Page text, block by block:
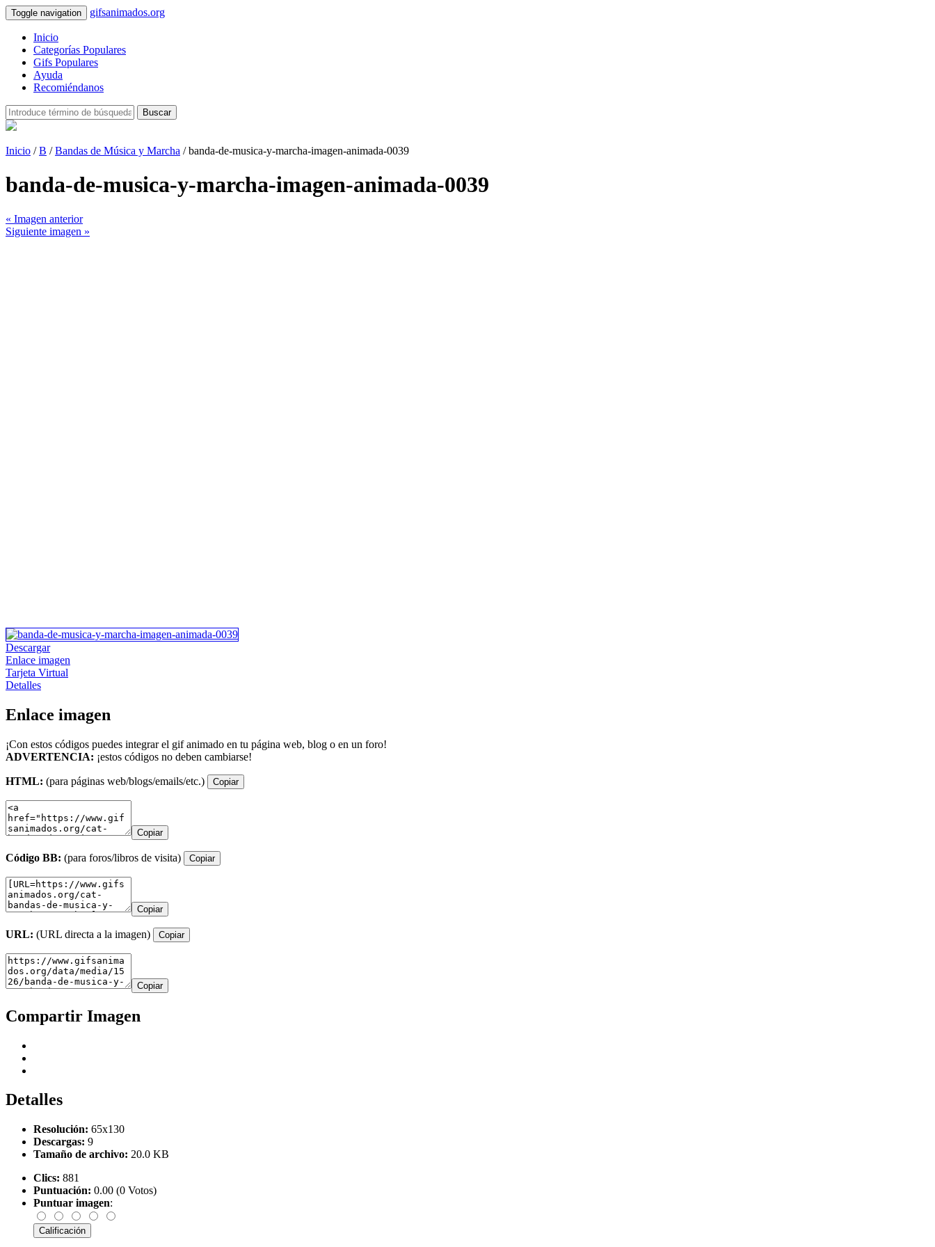
Toggle navigation gifsanimados.org
Inicio
Categorías Populares
Gifs Populares
Ayuda
Recomiéndanos
Buscar
Inicio /B /Bandas de Música y Marcha / banda-de-musica-y-marcha-imagen-animada-0039
banda-de-musica-y-marcha-imagen-animada-0039
« Imagen anterior
Siguiente imagen »
Descargar
Enlace imagen
Tarjeta Virtual
Detalles
Enlace imagen
¡Con estos códigos puedes integrar el gif animado en tu página web, blog o en un foro!
ADVERTENCIA: ¡estos códigos no deben cambiarse!
HTML: (para páginas web/blogs/emails/etc.) Copiar
Copiar
Código BB: (para foros/libros de visita) Copiar
Copiar
URL: (URL directa a la imagen) Copiar
Copiar
Compartir Imagen
Detalles
Resolución: 65x130
Descargas: 9
Tamaño de archivo: 20.0 KB
Clics: 881
Puntuación: 0.00 (0 Votos)
Puntuar imagen: